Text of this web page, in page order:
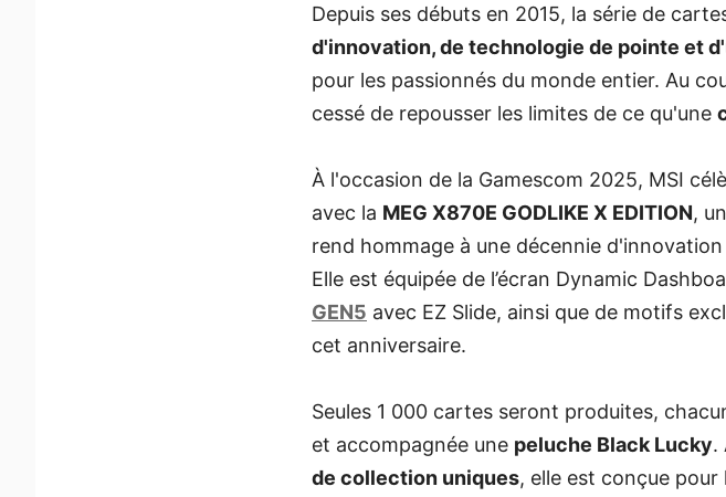
Depuis ses débuts en 2015, la série de
d'innovation, de technologie de pointe et
pour les passionnés du monde entier. Au
cessé de repousser les limites de ce qu'une
À l'occasion de la Gamescom 2025, MSI
avec la MEG X870E GODLIKE X EDITION,
rend hommage à une décennie
Elle est équipée de l’écran Dynamic
GEN5 avec EZ Slide, ainsi que de motifs
cet anniversaire.
Seules 1 000 cartes seront produites,
et accompagnée une peluche Black Lucky.
de collection uniques, elle est conçue